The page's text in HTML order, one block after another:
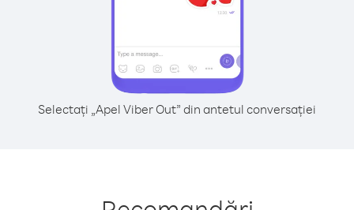
Selectați „Apel Viber Out” din antetul conversației